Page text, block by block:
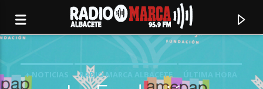
+ NOTICIAS RADIO MARCA ALBACETE ÚLTIMA HORA